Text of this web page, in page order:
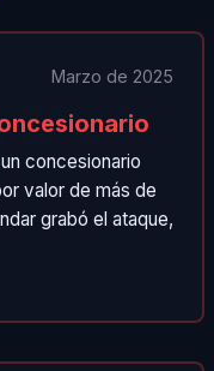
Marzo de 2025
concesionario
valor de más de
grabó el ataque,